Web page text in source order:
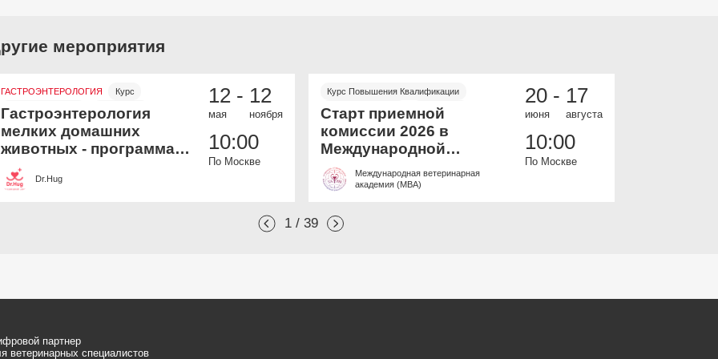
мероприятия
ГАСТРОЭНТЕРОЛОГИЯ
Курс
Онлайн и офлайн
Бесплатно
Гастроэнтерология
мелких домашних
животных - программа
дополнительной
профессиональной
Dr.Hug
12 -
мая
12
ноября
10:00
По Москве
Курс Повышения Квалификации
Онлайн и офлайн
Бесплатно
Старт приемной
комиссии 2026 в
Международной
Ветеринарной
Академии.
Международная ветеринарная
академия (МВА)
20 -
июня
17
августа
10:00
По Москве
1 / 39
партнер
ветеринарных специалистов